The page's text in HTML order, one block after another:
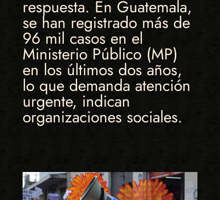
respuesta. En Guatemala,
se han registrado más de
96 mil casos en el
Ministerio Público (MP)
en los últimos dos años,
lo que demanda atención
urgente, indican
organizaciones sociales.